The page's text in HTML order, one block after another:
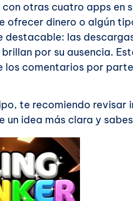
otras cuatro apps en
ofrecer dinero o algún
destacable: las
por su ausencia.
los comentarios por
te recomiendo revisar
idea más clara y